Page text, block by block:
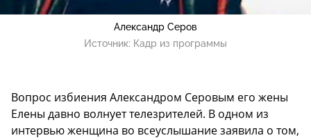
Александр Серов
Источник: Кадр из программы
Вопрос избиения Александром Серовым его жены
Елены давно волнует телезрителей. В одном из
интервью женщина во всеуслышание заявила о том,